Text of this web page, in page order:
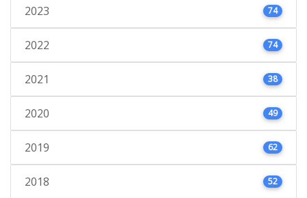
2023 74
2022 74
2021 38
2020 49
2019 62
2018 52